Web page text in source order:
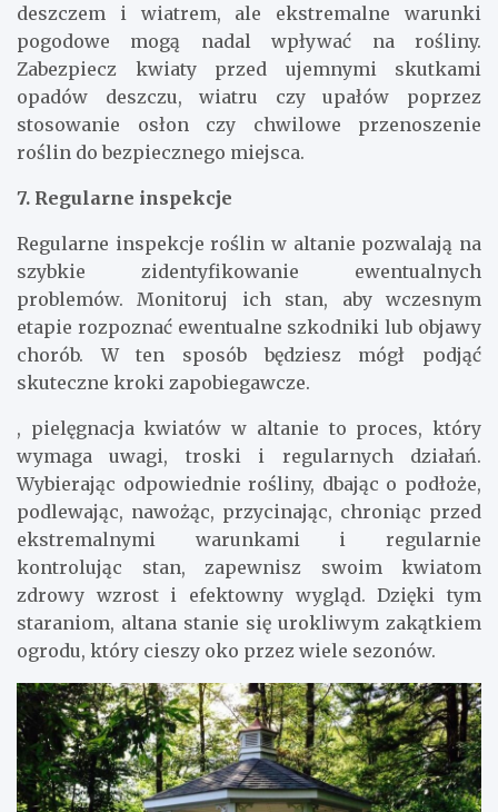
deszczem i wiatrem, ale ekstremalne warunki
pogodowe mogą nadal wpływać na rośliny.
Zabezpiecz kwiaty przed ujemnymi skutkami
opadów deszczu, wiatru czy upałów poprzez
stosowanie osłon czy chwilowe przenoszenie
roślin do bezpiecznego miejsca.
7. Regularne inspekcje
Regularne inspekcje roślin w altanie pozwalają na
szybkie zidentyfikowanie ewentualnych
problemów. Monitoruj ich stan, aby wczesnym
etapie rozpoznać ewentualne szkodniki lub objawy
chorób. W ten sposób będziesz mógł podjąć
skuteczne kroki zapobiegawcze.
, pielęgnacja kwiatów w altanie to proces, który
wymaga uwagi, troski i regularnych działań.
Wybierając odpowiednie rośliny, dbając o podłoże,
podlewając, nawożąc, przycinając, chroniąc przed
ekstremalnymi warunkami i regularnie
kontrolując stan, zapewnisz swoim kwiatom
zdrowy wzrost i efektowny wygląd. Dzięki tym
staraniom, altana stanie się urokliwym zakątkiem
ogrodu, który cieszy oko przez wiele sezonów.